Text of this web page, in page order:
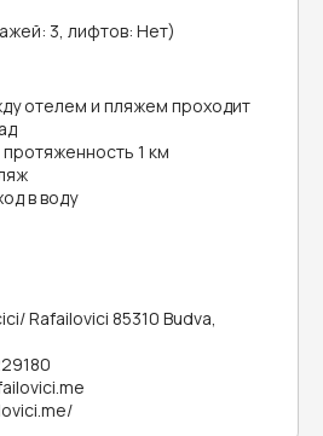
3, лифтов: Нет)
отелем и пляжем проходит
1 км
в воду
Rafailovici 85310 Budva,